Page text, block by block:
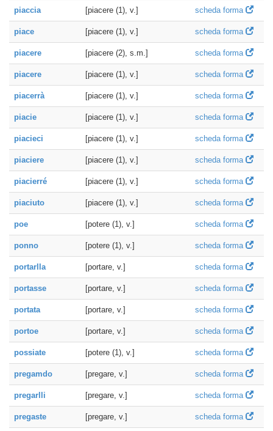
piaccia [piacere (1), v.] scheda forma
piace [piacere (1), v.] scheda forma
piacere [piacere (2), s.m.] scheda forma
piacere [piacere (1), v.] scheda forma
piacerrà [piacere (1), v.] scheda forma
piacie [piacere (1), v.] scheda forma
piacieci [piacere (1), v.] scheda forma
piaciere [piacere (1), v.] scheda forma
piacierré [piacere (1), v.] scheda forma
piaciuto [piacere (1), v.] scheda forma
poe [potere (1), v.] scheda forma
ponno [potere (1), v.] scheda forma
portarlla [portare, v.] scheda forma
portasse [portare, v.] scheda forma
portata [portare, v.] scheda forma
portoe [portare, v.] scheda forma
possiate [potere (1), v.] scheda forma
pregamdo [pregare, v.] scheda forma
pregarlli [pregare, v.] scheda forma
pregaste [pregare, v.] scheda forma